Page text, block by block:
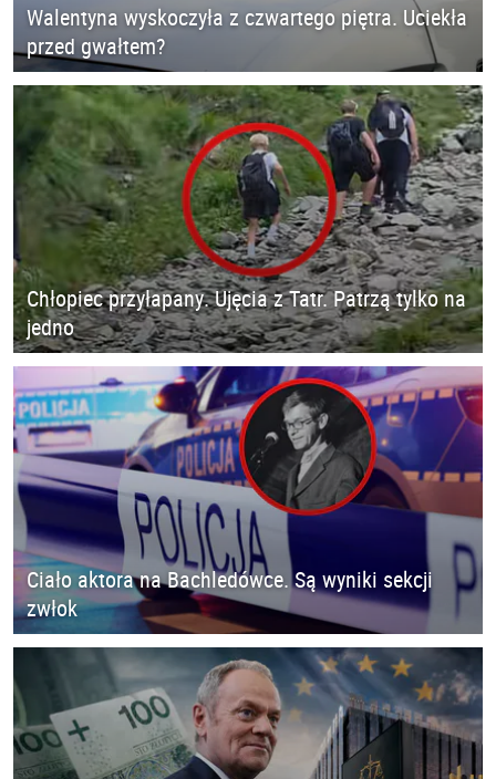
Walentyna wyskoczyła z czwartego piętra. Uciekła
przed gwałtem?
Chłopiec przyłapany. Ujęcia z Tatr. Patrzą tylko na
jedno
Ciało aktora na Bachledówce. Są wyniki sekcji
zwłok